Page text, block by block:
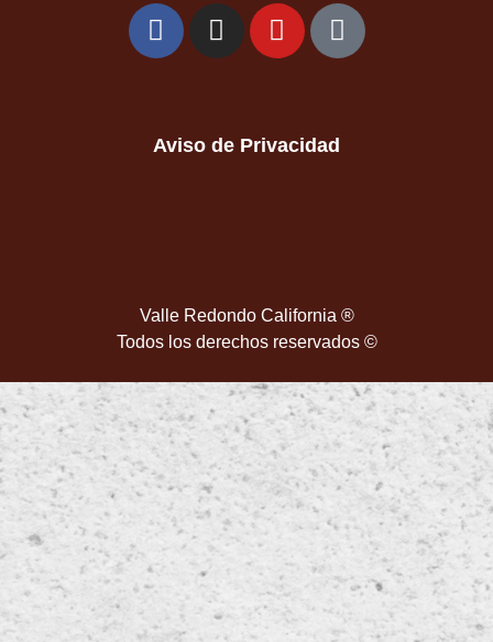
Aviso de Privacidad
Valle Redondo California ®
Todos los derechos reservados ©